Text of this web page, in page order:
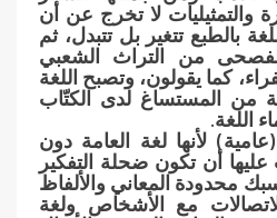
والتمثيليات لا تخرج عن أن
بالطبع تتغير بل تتبدل، ثم
من التراث الشعبي
كما يقولون، وتصبح اللغة
من المستساغ لدى الكتّاب
اللغة.
لأنها لغة العامة دون
أن تكون ضحلة التفكير
محدودة المعاني والألفاظ
مع الأشخاص ولغة